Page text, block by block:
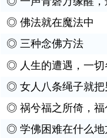
◎ 佛法就在魔法中
◎ 三种念佛方法
◎ 人生的遭遇，一
◎ 女人八条绳子就把
◎ 祸兮福之所倚，
◎ 学佛困难在什么